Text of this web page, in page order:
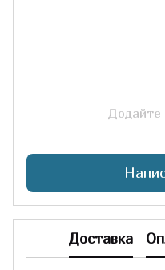
Додайте
Доставка